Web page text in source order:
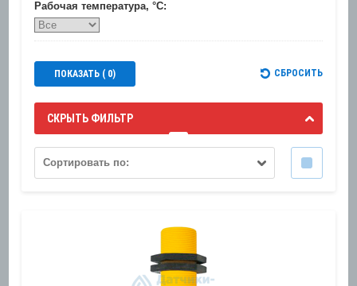
Рабочая температура, °C:
ПОКАЗАТЬ ( 0) СБРОСИТЬ
СКРЫТЬ ФИЛЬТР
Сортировать по: